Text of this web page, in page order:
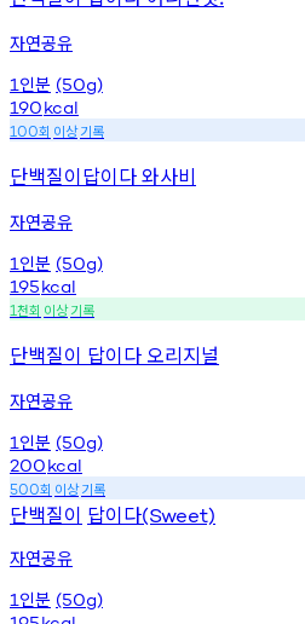
자연공유
1 인분 (50g)
190kcal
100회 이상기록
단백질이답이다 와사비
자연공유
1 인분 (50g)
195kcal
1천회 이상기록
단백질이 답이다 오리지널
자연공유
1 인분 (50g)
200kcal
500회 이상기록
단백질이 답이다(Sweet)
자연공유
1 인분 (50g)